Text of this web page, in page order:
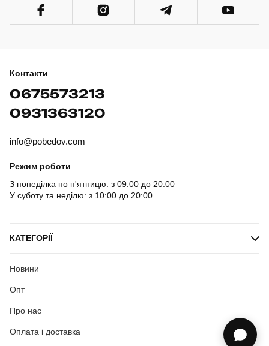
Контакти
0675573213
0931363120
info@pobedov.com
Режим роботи
З понеділка по п'ятницю: з 09:00 до 20:00
У суботу та неділю: з 10:00 до 20:00
КАТЕГОРІЇ
Новини
Опт
Про нас
Оплата і доставка